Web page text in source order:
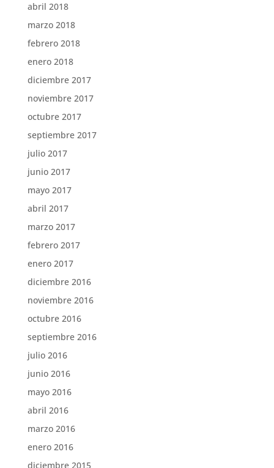
abril 2018
marzo 2018
febrero 2018
enero 2018
diciembre 2017
noviembre 2017
octubre 2017
septiembre 2017
julio 2017
junio 2017
mayo 2017
abril 2017
marzo 2017
febrero 2017
enero 2017
diciembre 2016
noviembre 2016
octubre 2016
septiembre 2016
julio 2016
junio 2016
mayo 2016
abril 2016
marzo 2016
enero 2016
diciembre 2015